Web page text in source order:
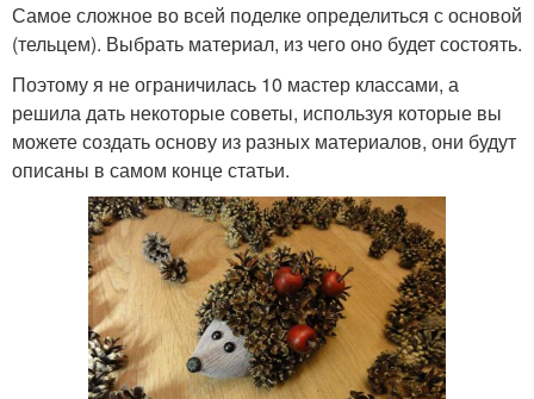
Самое сложное во всей поделке определиться с основой
(тельцем). Выбрать материал, из чего оно будет состоять.
Поэтому я не ограничилась 10 мастер классами, а
решила дать некоторые советы, используя которые вы
можете создать основу из разных материалов, они будут
описаны в самом конце статьи.